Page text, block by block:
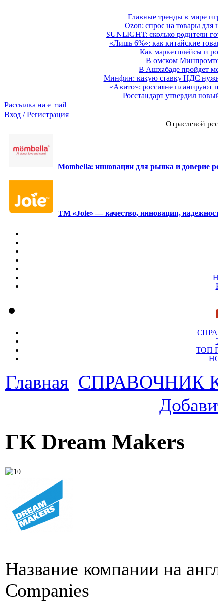
Главные тренды в мире
Ozon: спрос на товары для
SUNLIGHT: сколько родители
«Лишь 6%»: как китайские
Как маркетплейсы и
В омском
В Ашхабаде пройдет
Минфин: какую ставку НДС
«Авито»: россияне планируют
Росстандарт утвердил
Рассылка на e-mail
Вход / Регистрация
Отраслевой
Mombella: инновации для рынка и доверие
ТМ «Joie» — качество, инновация,
ТОП
Главная СПРАВОЧНИК
ГК Dream Makers
Название компании на
Companies